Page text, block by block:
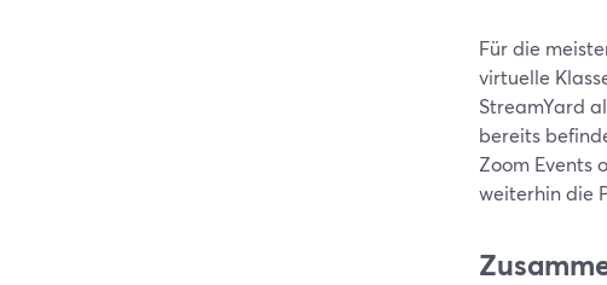
Für die
virtuelle
StreamYard
bereits
Zoom Events
weiterhin die